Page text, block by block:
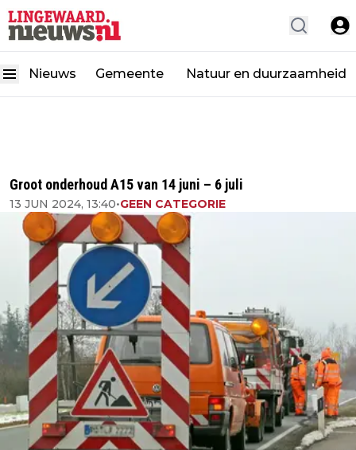
Nieuws Gemeente Natuur en duurzaamheid
Groot onderhoud A15 van 14 juni – 6 juli
13 JUN 2024, 13:40•GEEN CATEGORIE